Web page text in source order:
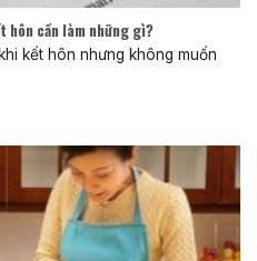
cần làm những gì?
kết hôn nhưng không muốn